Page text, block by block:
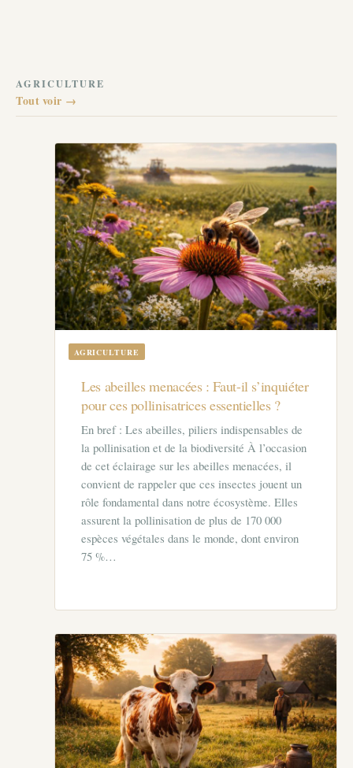
AGRICULTURE
Tout voir →
AGRICULTURE
Les abeilles menacées : Faut-il s’inquiéter
pour ces pollinisatrices essentielles ?
En bref : Les abeilles, piliers indispensables de
la pollinisation et de la biodiversité À l’occasion
de cet éclairage sur les abeilles menacées, il
convient de rappeler que ces insectes jouent un
rôle fondamental dans notre écosystème. Elles
assurent la pollinisation de plus de 170 000
espèces végétales dans le monde, dont environ
75 %…